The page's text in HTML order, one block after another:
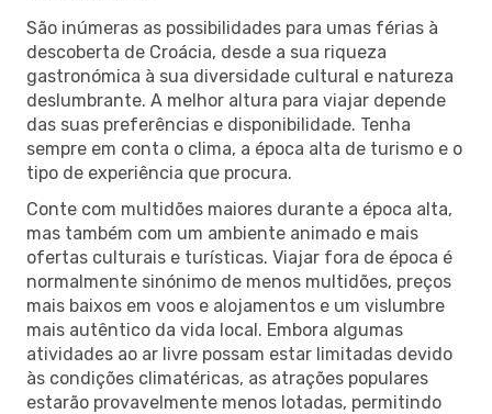
São inúmeras as possibilidades para umas férias à
descoberta de Croácia, desde a sua riqueza
gastronómica à sua diversidade cultural e natureza
deslumbrante. A melhor altura para viajar depende
das suas preferências e disponibilidade. Tenha
sempre em conta o clima, a época alta de turismo e o
tipo de experiência que procura.
Conte com multidões maiores durante a época alta,
mas também com um ambiente animado e mais
ofertas culturais e turísticas. Viajar fora de época é
normalmente sinónimo de menos multidões, preços
mais baixos em voos e alojamentos e um vislumbre
mais autêntico da vida local. Embora algumas
atividades ao ar livre possam estar limitadas devido
às condições climatéricas, as atrações populares
estarão provavelmente menos lotadas, permitindo